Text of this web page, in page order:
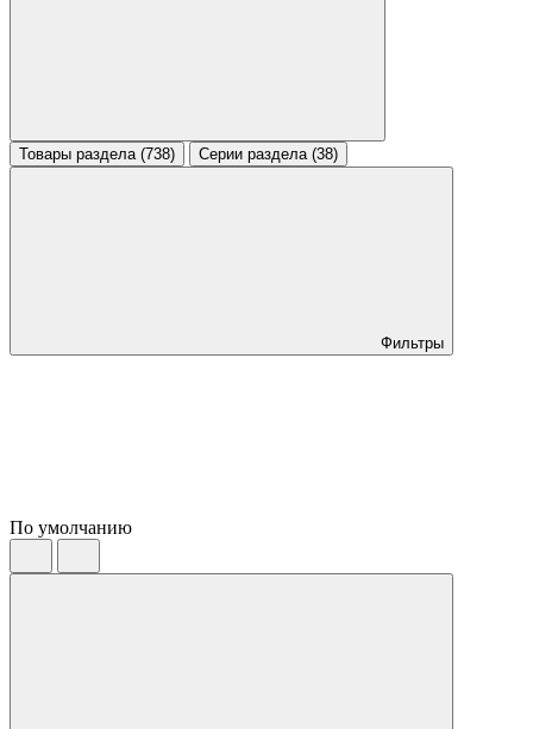
Товары раздела (738) Серии раздела (38)
Фильтры
По умолчанию